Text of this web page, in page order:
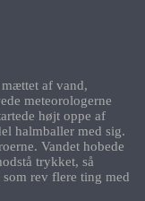
af vand,
meteorologerne
højt oppe af
halmballer med sig.
Vandet hobede
trykket, så
rev flere ting med